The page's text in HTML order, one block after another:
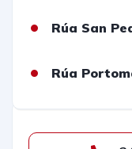
Rúa San
Rúa